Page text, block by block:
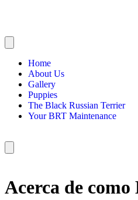
Home
About Us
Gallery
Puppies
The Black Russian Terrier
Your BRT Maintenance
Acerca de como